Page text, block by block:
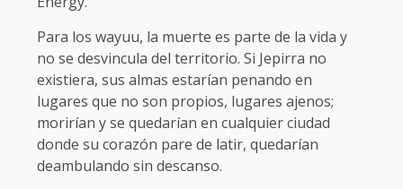
Para los wayuu, la muerte es parte de la vida y
no se desvincula del territorio. Si Jepirra no
existiera, sus almas estarían penando en
lugares que no son propios, lugares ajenos;
morirían y se quedarían en cualquier ciudad
donde su corazón pare de latir, quedarían
deambulando sin descanso.